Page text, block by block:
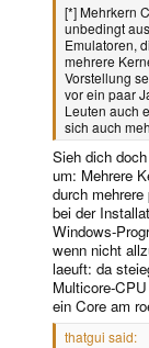
[*] Mehrkern
unbedingt
Emulatoren,
mehrere
Vorstellung
vor ein paar
Leuten auch
sich auch
Sieh dich
um: Mehrere
durch
bei der
Windows-
wenn nicht
laeuft: da
Multicore-
ein Core am
thatgui said: